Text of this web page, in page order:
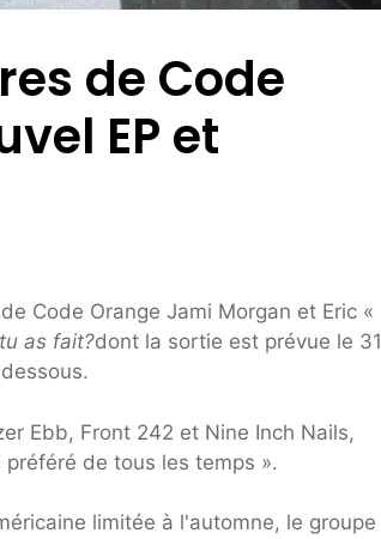
de Code
EP et
Code Orange Jami Morgan et Eric «
as fait?dont la sortie est prévue le 31
Ebb, Front 242 et Nine Inch Nails,
préféré de tous les temps ».
limitée à l'automne, le groupe